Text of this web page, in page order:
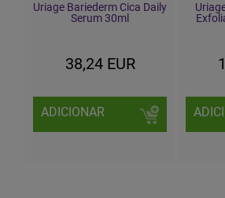
Uriage Bariederm Cica Daily
Serum 30ml
38,24 EUR
ADICIONAR